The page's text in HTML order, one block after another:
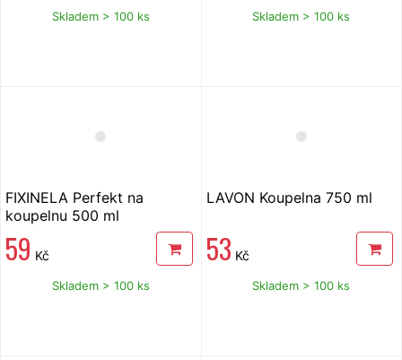
Skladem > 100 ks Skladem > 100 ks
FIXINELA Perfekt na
koupelnu 500 ml
59 Kč
Skladem > 100 ks
LAVON Koupelna 750 ml
53 Kč
Skladem > 100 ks